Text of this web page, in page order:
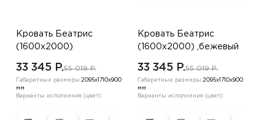
Кровать Беатрис
(1600х2000)
33 345 P.55 019 P.
Габаритные размеры:2095х1710х900
мм
Варианты исполнения (цвет):
Кровать Беатрис
(1600х2000) ,бежевый
33 345 P.55 019 P.
Габаритные размеры:2095х1710х900
мм
Варианты исполнения (цвет):